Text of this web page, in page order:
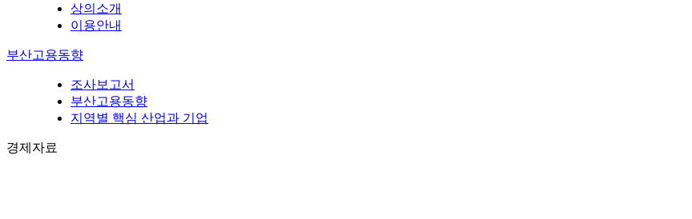
상의소개
이용안내
부산고용동향
조사보고서
부산고용동향
지역별 핵심 산업과 기업
경제자료